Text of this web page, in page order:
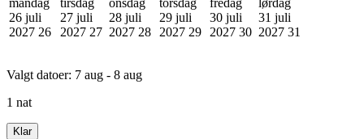
26 juli
2027 26
27 juli
2027 27
28 juli
2027 28
29 juli
2027 29
30 juli
2027 30
31 juli
2027 31
Valgt datoer: 7 aug - 8 aug
1 nat
Klar